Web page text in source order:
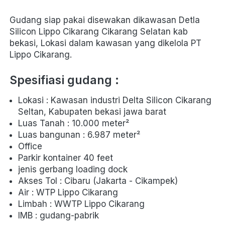
Gudang siap pakai disewakan dikawasan Detla
Silicon Lippo Cikarang Cikarang Selatan kab
bekasi, Lokasi dalam kawasan yang dikelola PT
Lippo Cikarang.
Spesifiasi gudang :
Lokasi : Kawasan industri Delta Silicon Cikarang
Seltan, Kabupaten bekasi jawa barat
Luas Tanah : 10.000 meter²
Luas bangunan : 6.987 meter²
Office
Parkir kontainer 40 feet
jenis gerbang loading dock
Akses Tol : Cibaru (Jakarta - Cikampek)
Air : WTP Lippo Cikarang
Limbah : WWTP Lippo Cikarang
IMB : gudang-pabrik